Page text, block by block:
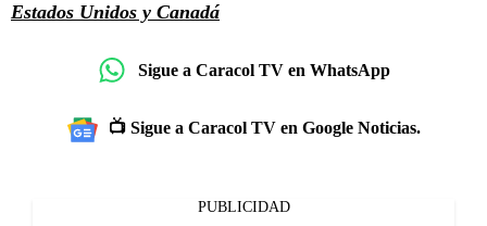
Estados Unidos y Canadá
Sigue a Caracol TV en WhatsApp
📺 Sigue a Caracol TV en Google Noticias.
PUBLICIDAD